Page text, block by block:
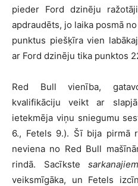
pieder Ford dzinēju
apdraudēts, jo laika posmā
punktus piešķīra vien
ar Ford dzinēju tika punktos
Red Bull vienība,
kvalifikāciju veikt ar
ietekmēja viņu sniegumu
6., Fetels 9.). Šī bija pirmā
neviena no Red Bull
rindā. Sacīkste
veiksmīgāka, un Fetels